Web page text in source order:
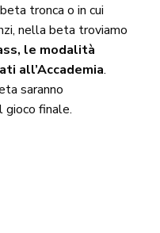
tronca o in cui
nella beta troviamo
le modalità
all’Accademia.
saranno
finale.